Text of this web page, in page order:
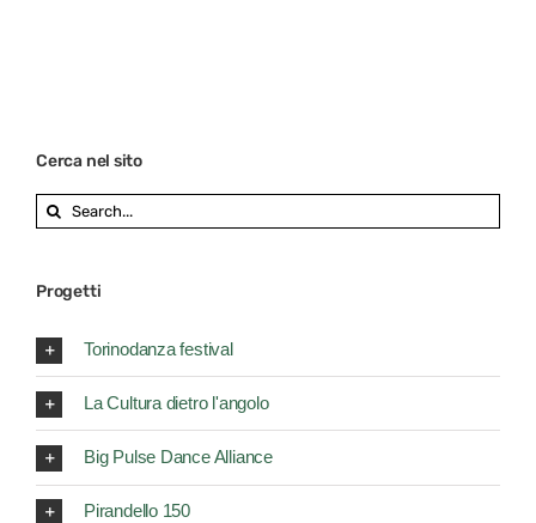
Cerca nel sito
Search
for:
Progetti
Torinodanza festival
La Cultura dietro l'angolo
Big Pulse Dance Alliance
Pirandello 150